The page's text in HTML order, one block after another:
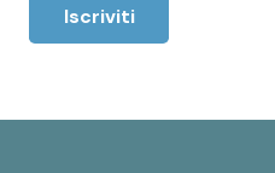
Iscriviti